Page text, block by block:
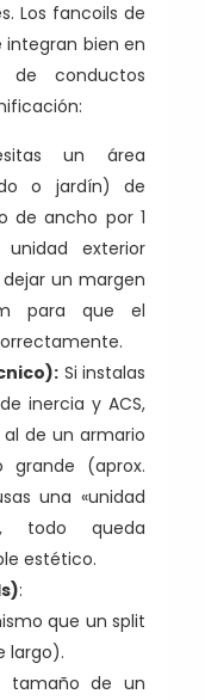
Los fancoils de
integran bien en
de conductos
un área
o jardín) de
de ancho por 1
exterior
un margen
para que el
Si instalas
inercia y ACS,
de un armario
(aprox.
una «unidad
todo queda
estético.
:
que un split
largo).
tamaño de un